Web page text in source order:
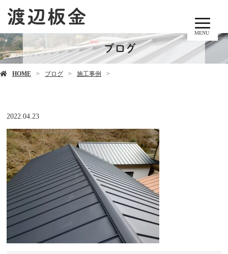
MENU
ブログ
HOME ブログ 施工事例
2022.04.23